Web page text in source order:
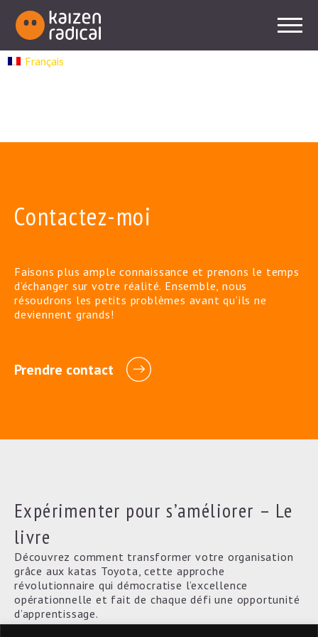
Français
Contactez-moi
Faisons plus ample connaissance et prenons le temps
d’échanger sur votre réalité. Ensemble, nous
résoudrons les petits problèmes avant qu’ils ne
deviennent grands!
Prendre contact
Expérimenter pour s’améliorer – Le
livre
Découvrez comment transformer votre organisation
grâce aux katas Toyota, cette approche
révolutionnaire qui démocratise l’excellence
opérationnelle et fait de chaque défi une opportunité
d’apprentissage.
Procurez-vous le livre maintenant!